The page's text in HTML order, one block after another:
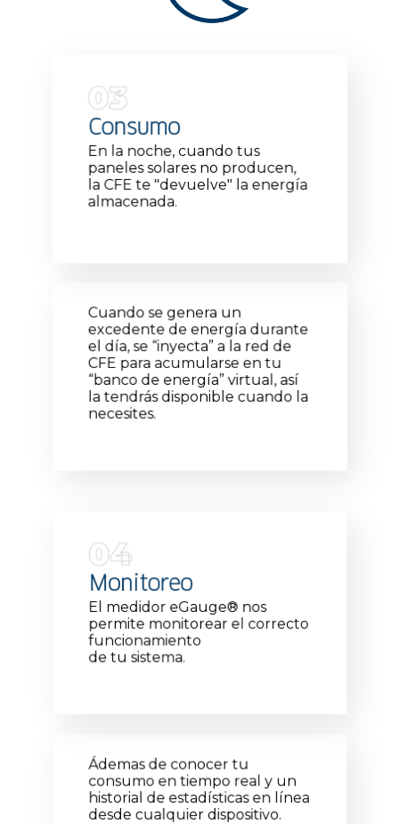
03
Consumo
En la noche, cuando tus
paneles solares no producen,
la CFE te "devuelve" la energía
almacenada.
Cuando se genera un
excedente de energía durante
el día, se “inyecta” a la red de
CFE para acumularse en tu
“banco de energía” virtual, así
la tendrás disponible cuando la
necesites.
04
Monitoreo
El medidor eGauge® nos
permite monitorear el correcto
funcionamiento
de tu sistema.
Ádemas de conocer tu
consumo en tiempo real y un
historial de estadísticas en línea
desde cualquier dispositivo.